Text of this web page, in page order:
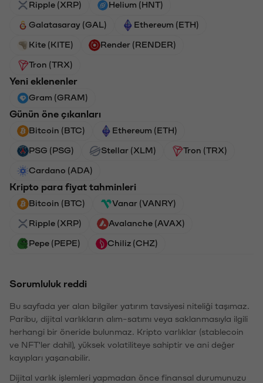
Ripple (XRP) Helium (HNT)
Galatasaray (GAL) Ethereum (ETH)
Kite (KITE) Render (RENDER)
Tron (TRX)
Yeni eklenenler
Gram (GRAM)
Günün öne çıkanları
Bitcoin (BTC) Ethereum (ETH)
PSG (PSG) Stellar (XLM) Tron (TRX)
Cardano (ADA)
Kripto para fiyat tahminleri
Bitcoin (BTC) Vanar (VANRY)
Ripple (XRP) Avalanche (AVAX)
Pepe (PEPE) Chiliz (CHZ)
Sorumluluk reddi
Bu sayfada yer alan bilgiler yatırım tavsiyesi niteliği taşımaz.
Paribu, dijital varlıkların alım-satımı veya saklanmasıyla ilgili
herhangi bir öneride bulunmaz. Kripto varlıklar (stablecoin
ve NFT'ler dahil), yüksek volatiliteye sahiptir ve ani değer
kayıpları yaşanabilir.
Dijital varlık işlemleri yapmadan önce finansal durumunuzu